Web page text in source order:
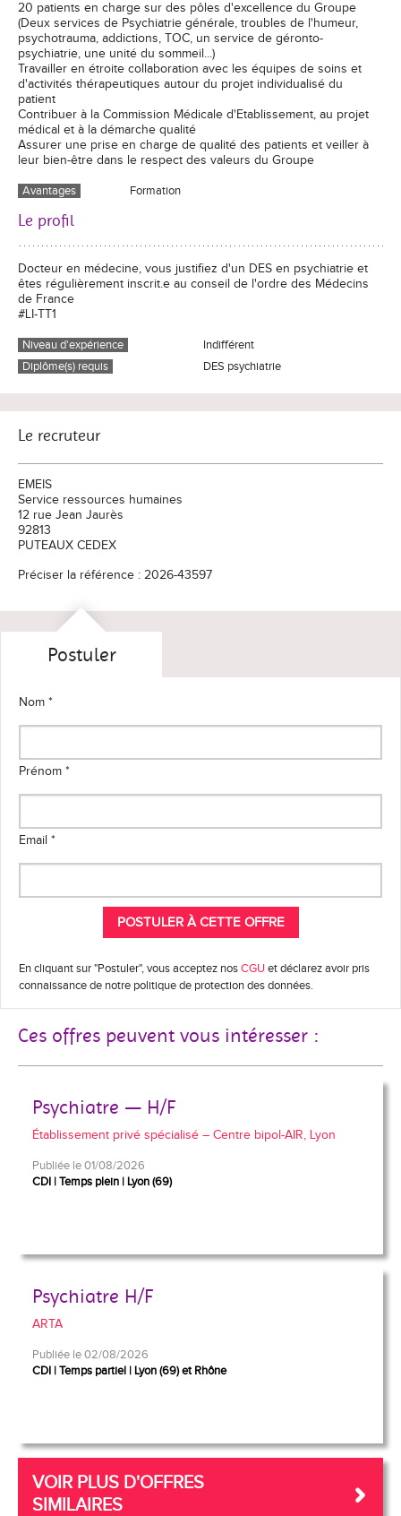
20 patients en charge sur des pôles d'excellence du Groupe
(Deux services de Psychiatrie générale, troubles de l'humeur,
psychotrauma, addictions, TOC, un service de géronto-
psychiatrie, une unité du sommeil...)
Travailler en étroite collaboration avec les équipes de soins et
d'activités thérapeutiques autour du projet individualisé du
patient
Contribuer à la Commission Médicale d'Etablissement, au projet
médical et à la démarche qualité
Assurer une prise en charge de qualité des patients et veiller à
leur bien-être dans le respect des valeurs du Groupe
Avantages Formation
Le profil
Docteur en médecine, vous justifiez d'un DES en psychiatrie et
êtes régulièrement inscrit.e au conseil de l'ordre des Médecins
de France
#LI-TT1
Niveau d'expérience
Indifférent
Diplôme(s) requis
DES psychiatrie
Le recruteur
EMEIS
Service ressources humaines
12 rue Jean Jaurès
92813
PUTEAUX CEDEX
Préciser la référence : 2026-43597
Postuler
Nom *
Prénom *
Email *
En cliquant sur "Postuler", vous acceptez nosCGU et déclarez avoir pris
connaissance de notre politique de protection des données.
Ces offres peuvent vous intéresser :
Psychiatre — H/F
Établissement privé spécialisé – Centre bipol-AIR, Lyon
Publiée le 01/08/2026
CDI Temps plein Lyon (69)
Psychiatre H/F
ARTA
Publiée le 02/08/2026
CDI Temps partiel Lyon (69) et Rhône
VOIR PLUS D'OFFRES
SIMILAIRES